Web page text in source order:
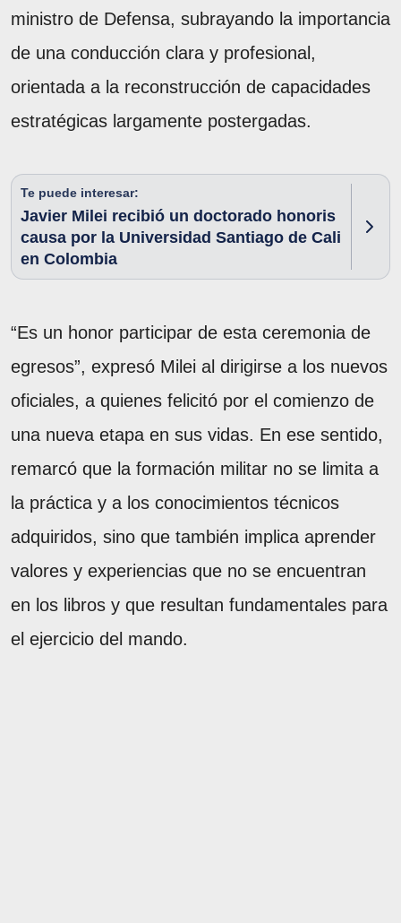
ministro de Defensa, subrayando la importancia
de una conducción clara y profesional,
orientada a la reconstrucción de capacidades
estratégicas largamente postergadas.
Te puede interesar:
Javier Milei recibió un doctorado honoris
causa por la Universidad Santiago de Cali
en Colombia
“Es un honor participar de esta ceremonia de
egresos”, expresó Milei al dirigirse a los nuevos
oficiales, a quienes felicitó por el comienzo de
una nueva etapa en sus vidas. En ese sentido,
remarcó que la formación militar no se limita a
la práctica y a los conocimientos técnicos
adquiridos, sino que también implica aprender
valores y experiencias que no se encuentran
en los libros y que resultan fundamentales para
el ejercicio del mando.